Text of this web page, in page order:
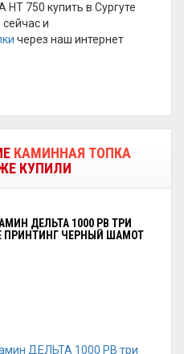
HT 750 купить в Сургуте
и
через наш интернет
КАМИННАЯ ТОПКА
КУПИЛИ
ДЕЛЬТА 1000 PВ ТРИ
ПРИНТИНГ ЧЕРНЫЙ ШАМОТ